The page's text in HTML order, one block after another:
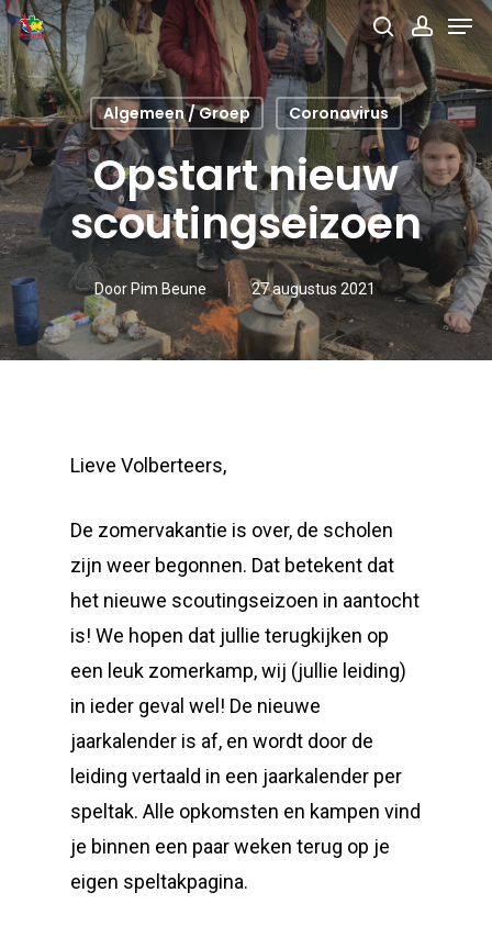
Skip
to
main
content
search
Algemeen / Groep Coronavirus
Opstart nieuw
scoutingseizoen
Door Pim Beune 27 augustus 2021
Lieve Volberteers,
De zomervakantie is over, de scholen
zijn weer begonnen. Dat betekent dat
het nieuwe scoutingseizoen in aantocht
is! We hopen dat jullie terugkijken op
een leuk zomerkamp, wij (jullie leiding)
in ieder geval wel! De nieuwe
jaarkalender is af, en wordt door de
leiding vertaald in een jaarkalender per
speltak. Alle opkomsten en kampen vind
je binnen een paar weken terug op je
eigen speltakpagina.